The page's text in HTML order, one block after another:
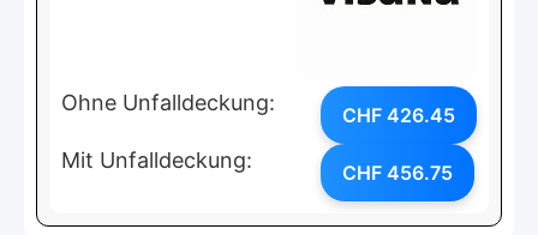
Ohne Unfalldeckung: CHF 426.45
Mit Unfalldeckung: CHF 456.75